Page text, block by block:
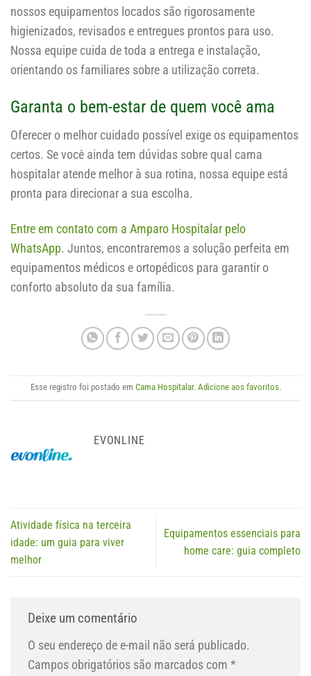
nossos equipamentos locados são rigorosamente
higienizados, revisados e entregues prontos para uso.
Nossa equipe cuida de toda a entrega e instalação,
orientando os familiares sobre a utilização correta.
Garanta o bem-estar de quem você ama
Oferecer o melhor cuidado possível exige os equipamentos
certos. Se você ainda tem dúvidas sobre qual cama
hospitalar atende melhor à sua rotina, nossa equipe está
pronta para direcionar a sua escolha.
Entre em contato com a Amparo Hospitalar pelo
WhatsApp. Juntos, encontraremos a solução perfeita em
equipamentos médicos e ortopédicos para garantir o
conforto absoluto da sua família.
Esse registro foi postado em Cama Hospitalar. Adicione aos favoritos.
EVONLINE
Atividade física na terceira
idade: um guia para viver
melhor
Equipamentos essenciais para
home care: guia completo
Deixe um comentário
O seu endereço de e-mail não será publicado.
Campos obrigatórios são marcados com *